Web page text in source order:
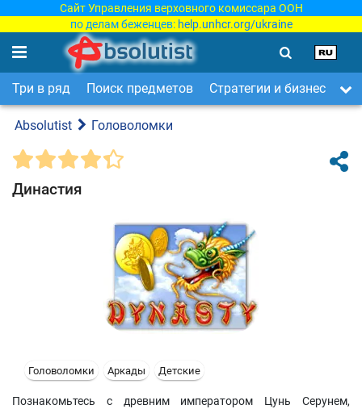
Сайт Управления верховного комиссара ООН
по делам беженцев: help.unhcr.org/ukraine
Три в ряд Поиск предметов Стратегии и бизнес
Absolutist Головоломки
Династия
Головоломки Аркады Детские
Познакомьтесь с древним императором Цунь Серунем,